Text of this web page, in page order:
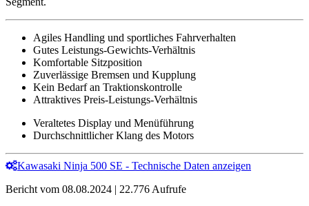
Agiles Handling und sportliches Fahrverhalten
Gutes Leistungs-Gewichts-Verhältnis
Komfortable Sitzposition
Zuverlässige Bremsen und Kupplung
Kein Bedarf an Traktionskontrolle
Attraktives Preis-Leistungs-Verhältnis
Veraltetes Display und Menüführung
Durchschnittlicher Klang des Motors
Kawasaki Ninja 500 SE - Technische Daten anzeigen
Bericht vom 08.08.2024 | 22.776 Aufrufe